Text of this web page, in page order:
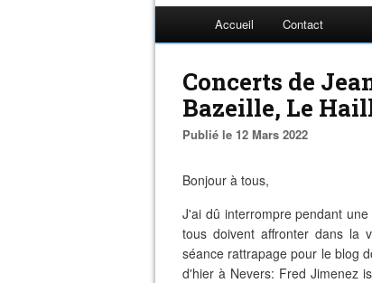
Accueil Contact
Concerts de
Bazeille, Le
Publié le 12 Mars 2022
Bonjour à tous,
J'ai dû interrompre pendant
tous doivent affronter dans la
séance rattrapage pour le blog
d'hier à Nevers: Fred Jimenez